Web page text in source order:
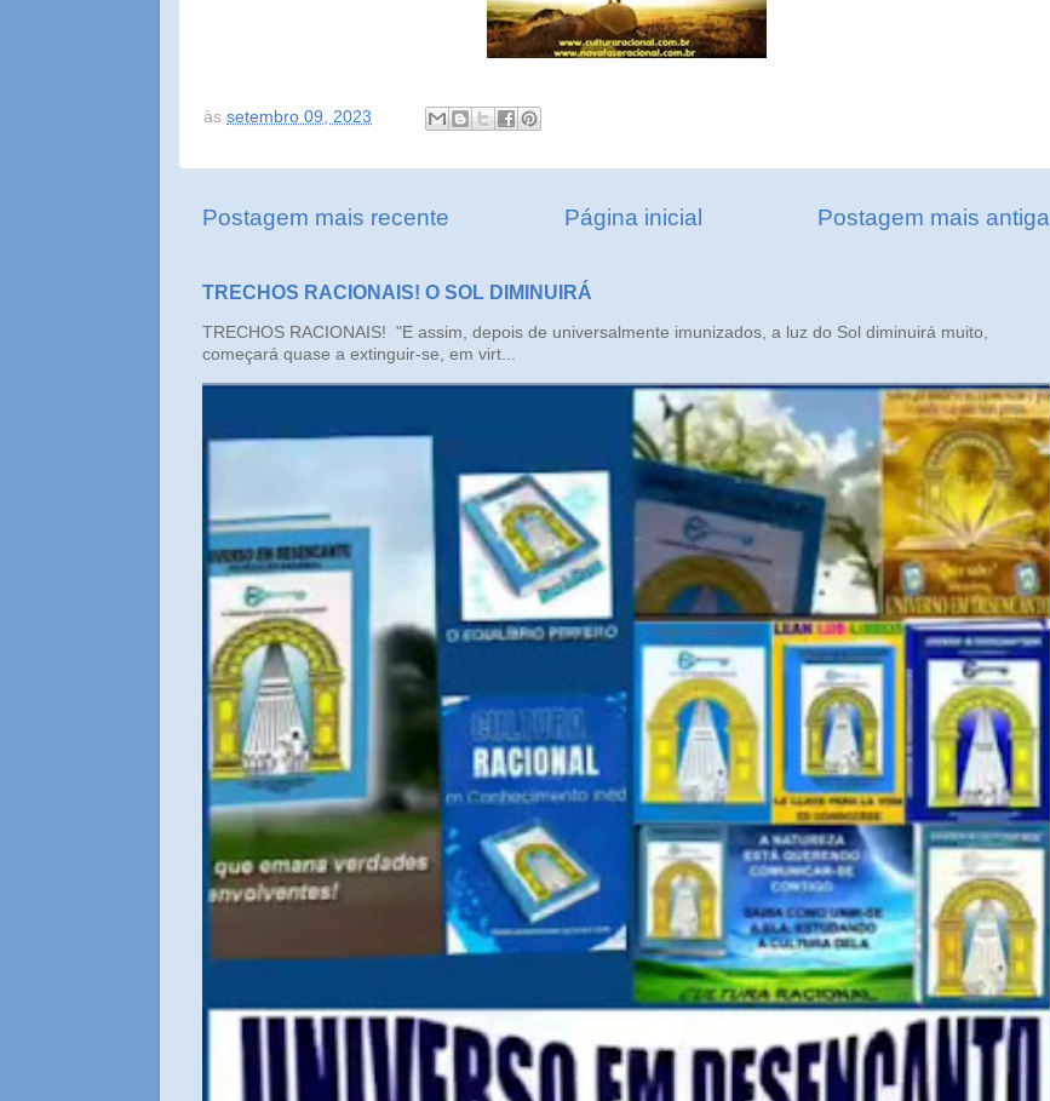
às setembro 09, 2023
Postagem mais recente Postagem mais antiga
Página inicial
TRECHOS RACIONAIS! O SOL DIMINUIRÁ
TRECHOS RACIONAIS! "E assim, depois de universalmente imunizados, a luz do Sol diminuirá muito,
começará quase a extinguir-se, em virt...